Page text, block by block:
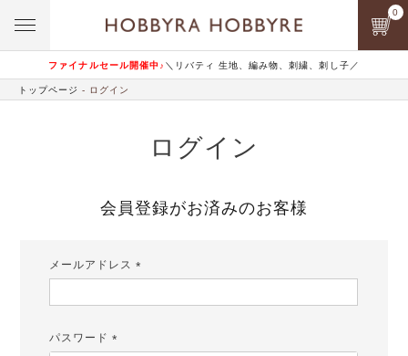
ファイナルセール開催中♪ ＼リバティ 生地、編み物、刺繍、刺し子／
0
トップページ ログイン
ログイン
会員登録がお済みのお客様
メールアドレス
パスワード